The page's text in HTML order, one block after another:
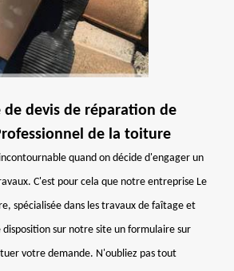
devis de réparation de
de la toiture
quand on décide d'engager un
C'est pour cela que notre entreprise Le
spécialisée dans les travaux de faîtage et
sur notre site un formulaire sur
votre demande. N'oubliez pas tout